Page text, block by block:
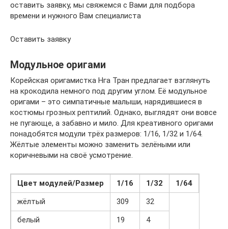
оставить заявку, мы свяжемся с Вами для подбора
времени и нужного Вам специалиста
Оставить заявку
Модульное оригами
Корейская оригамистка Нга Тран предлагает взглянуть
на крокодила немного под другим углом. Её модульное
оригами – это симпатичные малыши, нарядившиеся в
костюмы грозных рептилий. Однако, выглядят они вовсе
не пугающе, а забавно и мило. Для креативного оригами
понадобятся модули трёх размеров: 1/16, 1/32 и 1/64.
Жёлтые элементы можно заменить зелёными или
коричневыми на своё усмотрение.
Цвет модулей/Размер 1/16 1/32
1/64
жёлтый
309
32
белый
19 4